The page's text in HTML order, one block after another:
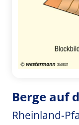
Berge auf
Rheinland-